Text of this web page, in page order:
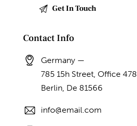
Contact Info
Germany —
785 15h Street, Office 478
Berlin, De 81566
info@email.com